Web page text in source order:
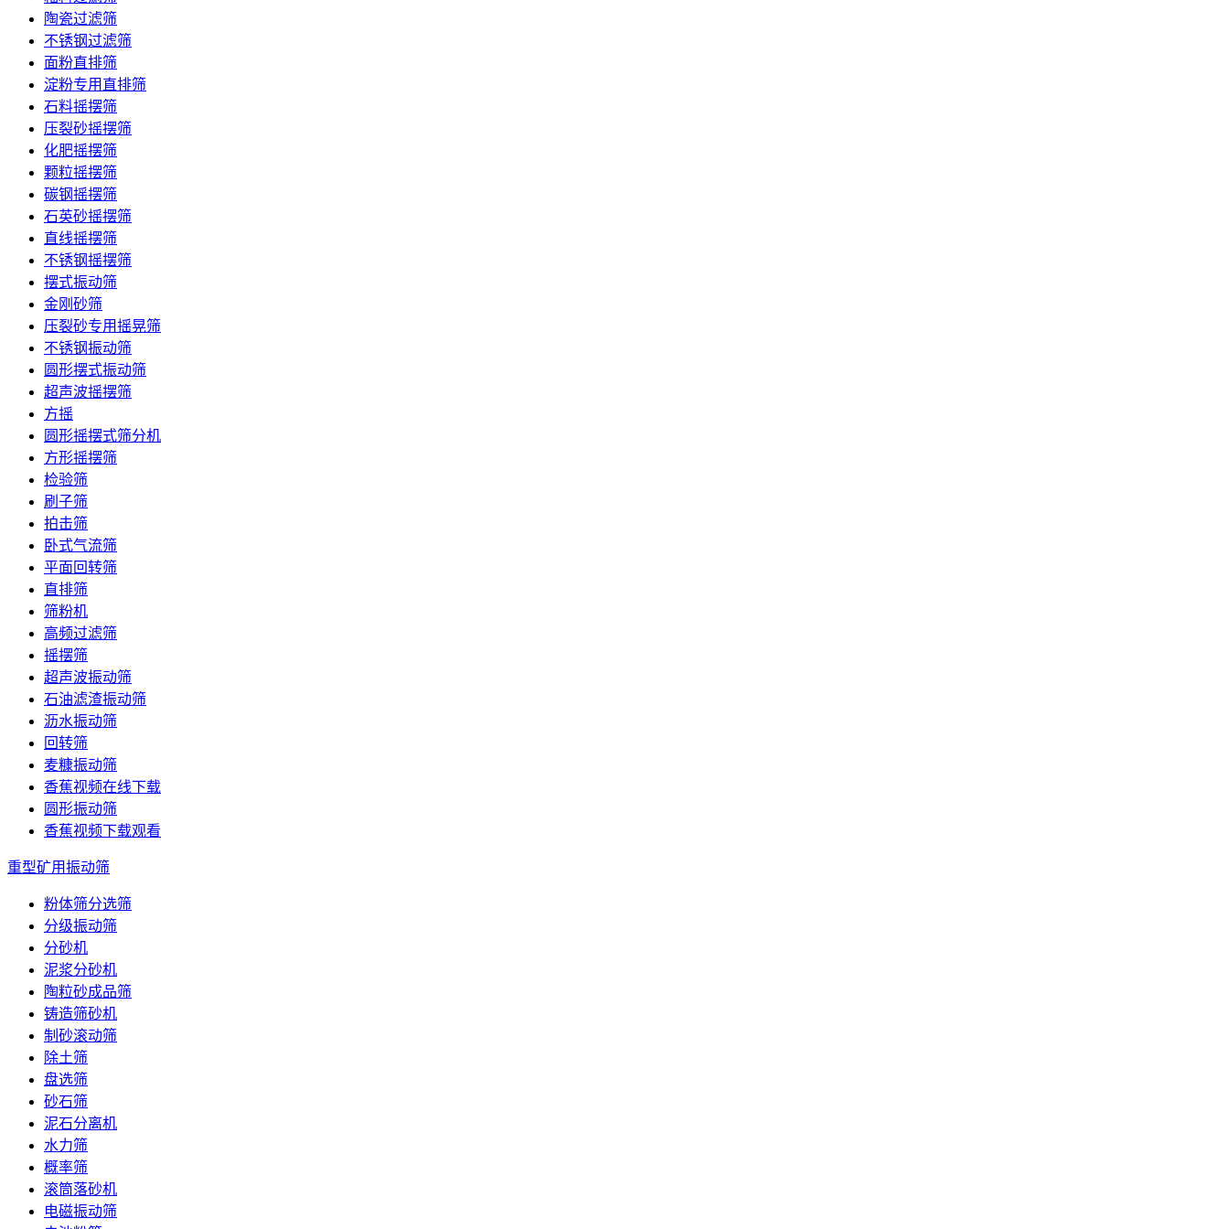
陶瓷过滤筛
不锈钢过滤筛
面粉直排筛
淀粉专用直排筛
石料摇摆筛
压裂砂摇摆筛
化肥摇摆筛
颗粒摇摆筛
碳钢摇摆筛
石英砂摇摆筛
直线摇摆筛
不锈钢摇摆筛
摆式振动筛
金刚砂筛
压裂砂专用摇晃筛
不锈钢振动筛
圆形摆式振动筛
超声波摇摆筛
方摇
圆形摇摆式筛分机
方形摇摆筛
检验筛
刷子筛
拍击筛
卧式气流筛
平面回转筛
直排筛
筛粉机
高频过滤筛
摇摆筛
超声波振动筛
石油滤渣振动筛
沥水振动筛
回转筛
麦糠振动筛
香蕉视频在线下载
圆形振动筛
香蕉视频下载观看
重型矿用振动筛
粉体筛分选筛
分级振动筛
分砂机
泥浆分砂机
陶粒砂成品筛
铸造筛砂机
制砂滚动筛
除土筛
盘选筛
砂石筛
泥石分离机
水力筛
概率筛
滚筒落砂机
电磁振动筛